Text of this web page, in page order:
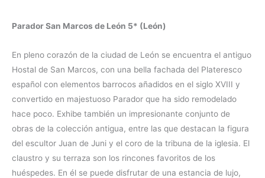
Parador San Marcos de León 5* (León)
En pleno corazón de la ciudad de León se encuentra el antiguo
Hostal de San Marcos, con una bella fachada del Plateresco
español con elementos barrocos añadidos en el siglo XVIII y
convertido en majestuoso Parador que ha sido remodelado
hace poco. Exhibe también un impresionante conjunto de
obras de la colección antigua, entre las que destacan la figura
del escultor Juan de Juni y el coro de la tribuna de la iglesia. El
claustro y su terraza son los rincones favoritos de los
huéspedes. En él se puede disfrutar de una estancia de lujo,